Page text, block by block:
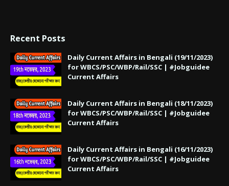
Recent Posts
Daily Current Affairs in Bengali (19/11/2023)
for WBCS/PSC/WBP/Rail/SSC | #Jobguidee
Current Affairs
Daily Current Affairs in Bengali (18/11/2023)
for WBCS/PSC/WBP/Rail/SSC | #Jobguidee
Current Affairs
Daily Current Affairs in Bengali (16/11/2023)
for WBCS/PSC/WBP/Rail/SSC | #Jobguidee
Current Affairs